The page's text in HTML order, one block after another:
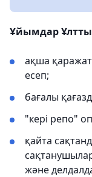
Ұйымдар
ақша
есеп;
бағалы
"кері репо"
қайта
және